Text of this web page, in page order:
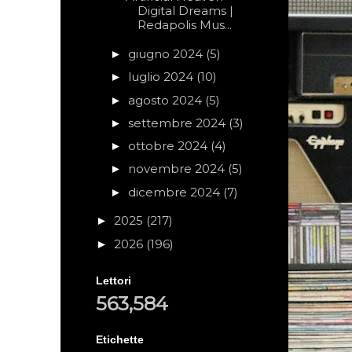
Digital Dreams |
Redapolis Mus...
► giugno 2024 (5)
► luglio 2024 (10)
► agosto 2024 (5)
► settembre 2024 (3)
► ottobre 2024 (4)
► novembre 2024 (5)
► dicembre 2024 (7)
► 2025 (217)
► 2026 (196)
Lettori
563,584
Etichette